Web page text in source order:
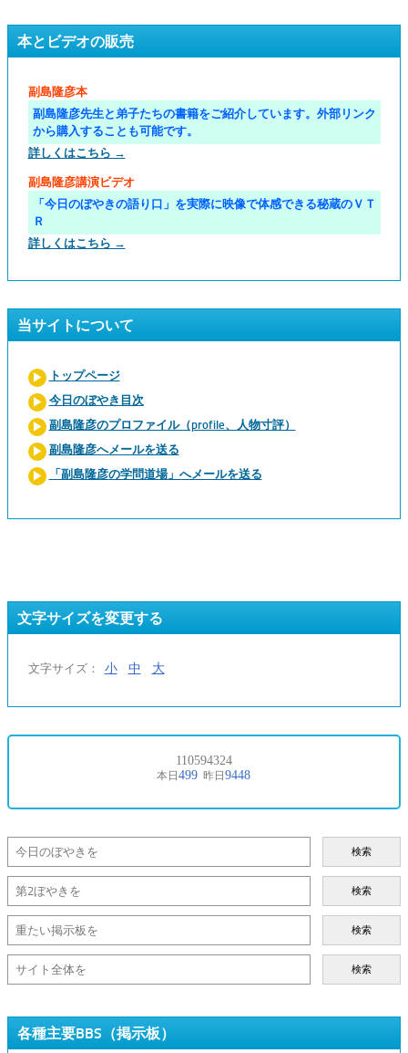
本とビデオの販売
副島隆彦本
副島隆彦先生と弟子たちの書籍をご紹介しています。外部リンク
から購入することも可能です。
詳しくはこちら →
副島隆彦講演ビデオ
「今日のぼやきの語り口」を実際に映像で体感できる秘蔵のＶＴ
Ｒ
詳しくはこちら →
当サイトについて
トップページ
今日のぼやき目次
副島隆彦のプロファイル（profile、人物寸評）
副島隆彦へメールを送る
「副島隆彦の学問道場」へメールを送る
文字サイズを変更する
文字サイズ： 小 中 大
検索
検索
検索
検索
各種主要BBS（掲示板）